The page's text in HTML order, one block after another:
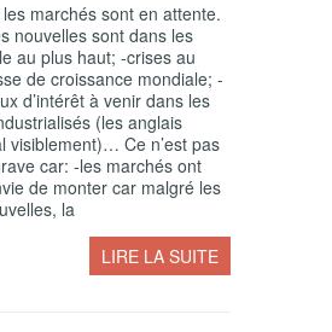
marchés sont en attente.
nouvelles sont dans les
au plus haut; -crises au
de croissance mondiale; -
d’intérêt à venir dans les
(les anglais
visiblement)… Ce n’est pas
car: -les marchés ont
de monter car malgré les
la
LIRE LA SUITE